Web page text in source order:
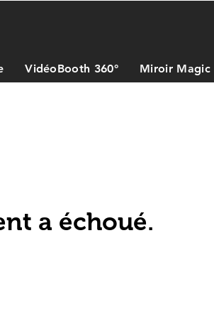
VidéoBooth 360° Miroir Magic
a échoué.